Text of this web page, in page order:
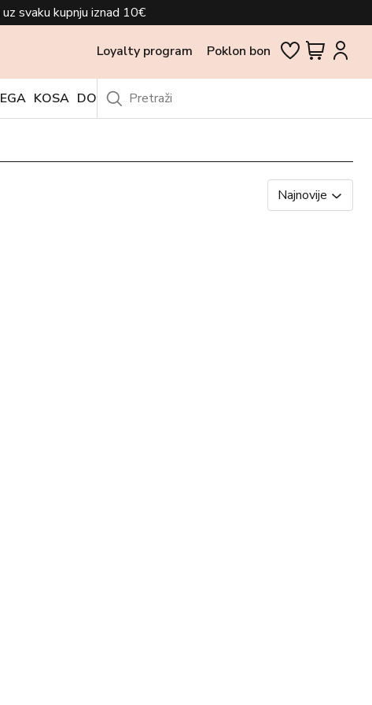
svaku kupnju iznad 10€
Loyalty program Poklon bon
KOSA DODACI OUTLET
Najnovije